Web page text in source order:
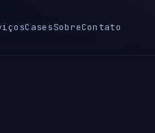
CasesSobreContato